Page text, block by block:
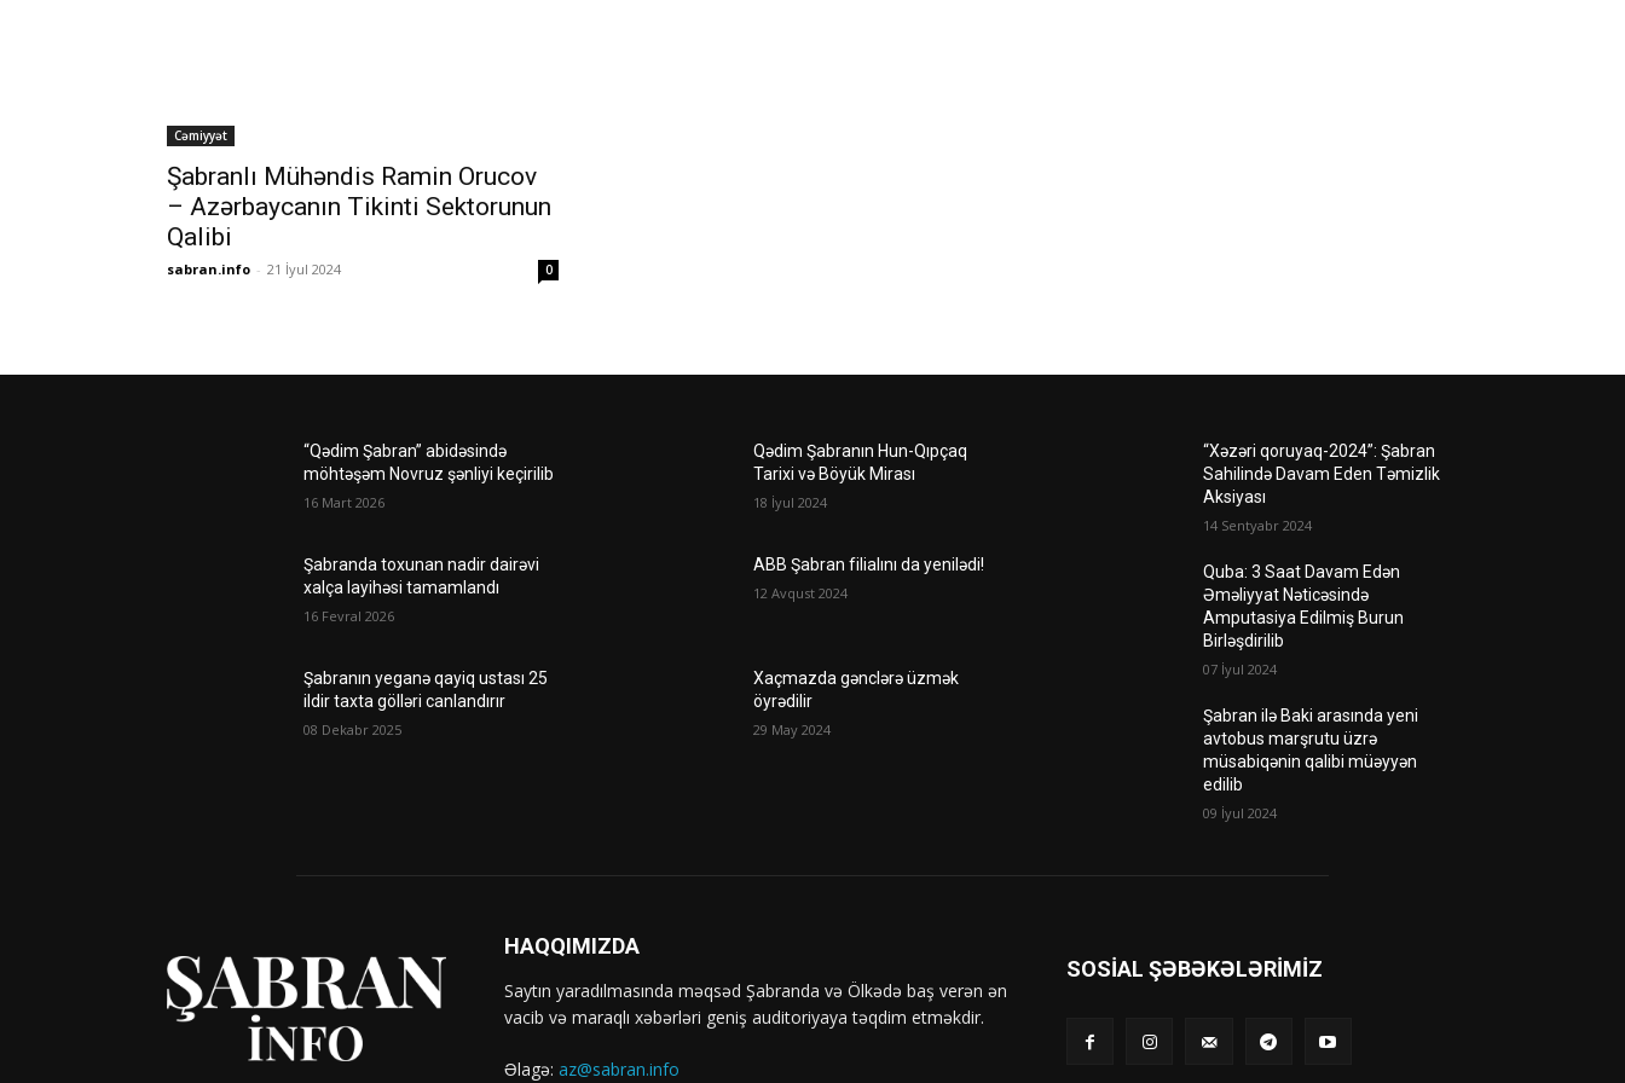
Cəmiyyət
Şabranlı Mühəndis Ramin Orucov
– Azərbaycanın Tikinti Sektorunun
Qalibi
sabran.info - 21 İyul 2024 0
“Qədim Şabran” abidəsində
möhtəşəm Novruz şənliyi keçirilib
16 Mart 2026
Şabranda toxunan nadir dairəvi
xalça layihəsi tamamlandı
16 Fevral 2026
Şabranın yeganə qayiq ustası 25
ildir taxta gölləri canlandırır
08 Dekabr 2025
Qədim Şabranın Hun-Qıpçaq
Tarixi və Böyük Mirası
18 İyul 2024
ABB Şabran filialını da yenilədi!
12 Avqust 2024
Xaçmazda gənclərə üzmək
öyrədilir
29 May 2024
“Xəzəri qoruyaq-2024”: Şabran
Sahilində Davam Eden Təmizlik
Aksiyası
14 Sentyabr 2024
Quba: 3 Saat Davam Edən
Əməliyyat Nəticəsində
Amputasiya Edilmiş Burun
Birləşdirilib
07 İyul 2024
Şabran ilə Baki arasında yeni
avtobus marşrutu üzrə
müsabiqənin qalibi müəyyən
edilib
09 İyul 2024
HAQQIMIZDA
Saytın yaradılmasında məqsəd Şabranda və Ölkədə baş verən ən
vacib və maraqlı xəbərləri geniş auditoriyaya təqdim etməkdir.
Əlagə: az@sabran.info
SOSIAL ŞƏBƏKƏLƏRIMIZ